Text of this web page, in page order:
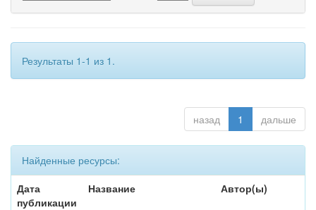
Результаты 1-1 из 1.
назад 1 дальше
Найденные ресурсы:
Дата
публикации
Название Автор(ы)